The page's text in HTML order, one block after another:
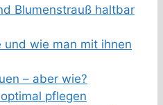
Blumenstrauß haltbar
und wie man mit ihnen
– aber wie?
pflegen